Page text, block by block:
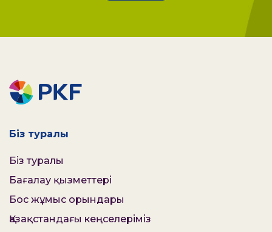
Біз туралы
Біз туралы
Бағалау қызметтері
Бос жұмыс орындары
Қазақстандағы кеңселеріміз